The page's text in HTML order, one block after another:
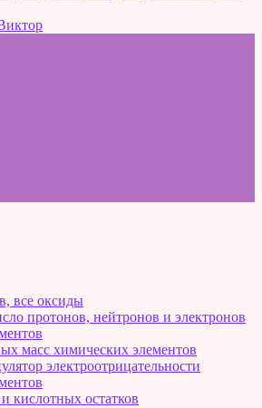
все оксиды
протонов, нейтронов и электронов
масс химических элементов
электроотрицательности
кислотных остатков